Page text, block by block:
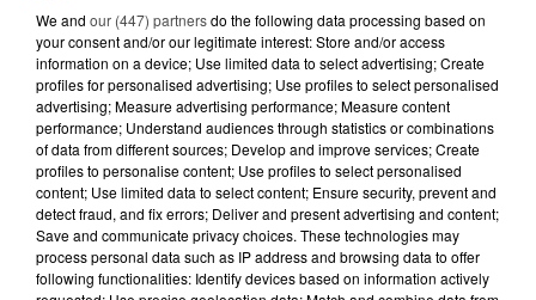
16 juin 2026
We and our (447) partnersdo the following data processing based on
your consent and/or our legitimate interest: Store and/or access
information on a device; Use limited data to select advertising; Create
profiles for personalised advertising; Use profiles to select personalised
advertising; Measure advertising performance; Measure content
performance; Understand audiences through statistics or combinations
of data from different sources; Develop and improve services; Create
profiles to personalise content; Use profiles to select personalised
content; Use limited data to select content; Ensure security, prevent and
detect fraud, and fix errors; Deliver and present advertising and content;
Save and communicate privacy choices. These technologies may
process personal data such as IP address and browsing data to offer
following functionalities: Identify devices based on information actively